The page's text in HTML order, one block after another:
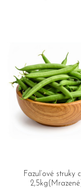
Fazuľové struky